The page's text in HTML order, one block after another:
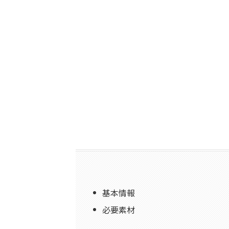
基本情報
必要素材